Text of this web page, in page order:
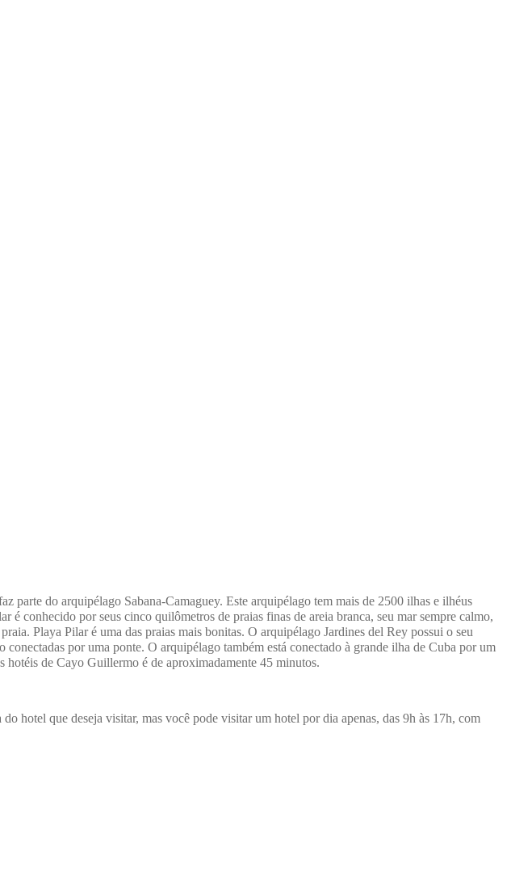
parte do arquipélago Sabana-Camaguey. Este arquipélago tem mais de 2500 ilhas e ilhéus
conhecido por seus cinco quilômetros de praias finas de areia branca, seu mar sempre calmo,
Playa Pilar é uma das praias mais bonitas. O arquipélago Jardines del Rey possui o seu
por uma ponte. O arquipélago também está conectado à grande ilha de Cuba por um
hotéis de Cayo Guillermo é de aproximadamente 45 minutos.
hotel que deseja visitar, mas você pode visitar um hotel por dia apenas, das 9h às 17h, com